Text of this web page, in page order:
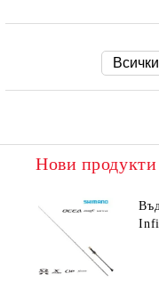
Нови продукти